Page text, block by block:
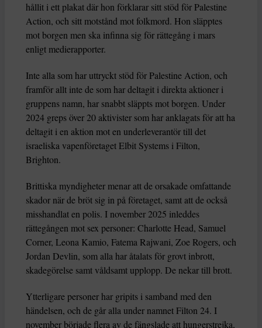
hållit i ett plakat där hon förklarar sitt stöd för Palestine
Action, och sitt motstånd mot folkmord. Hon släpptes
mot borgen men ska infinna sig för rättegång i mars
enligt medierapporter.
Inte alla som har uttryckt stöd för Palestine Action, och
framför allt inte de som har deltagit i direkta aktioner i
gruppens namn, har snabbt släppts mot borgen. Under
2024 greps över 20 aktivister som har anklagats för att ha
deltagit i en aktion mot en underleverantör till det
israeliska vapenföretaget Elbit Systems i Filton,
Brighton.
Brittiska myndigheter menar att de orsakade omfattande
skador när de bröt sig in på företaget, samt att de också
misshandlat en polis. I november 2025 inleddes
rättegången mot sex personer: Charlotte Head, Samuel
Corner, Leona Kamio, Fatema Rajwani, Zoe Rogers, och
Jordan Devlin, som alla har åtalats för grovt inbrott,
skadegörelse samt våldsamt upplopp. De nekar till brott.
Ytterligare personer har gripits i samband med den
händelsen, och de går alla under namnet Filton 24. I
november började flera av de fängslade att hungerstrejka,